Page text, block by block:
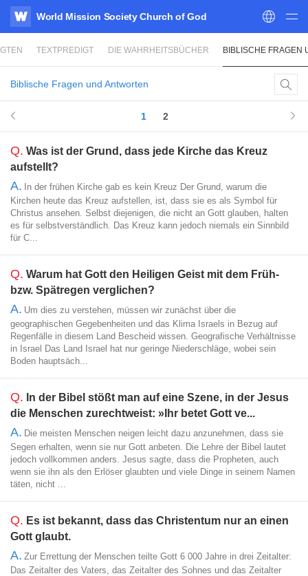
WATV
World Mission Society Church of God
TEXTPREDIGT DIE WAHRHEITSBÜCHER BIBLISCHE FRAGEN
Biblische Fragen und Antworten
1 2
Q. Was ist der Grund, dass jede Kirche das Kreuz
aufstellt?
A. In der frühen Kirche gab es kein Kreuz Der Grund, warum die
Kirchen heute das Kreuz aufstellen, ist, dass sie es als Symbol für
Christus ansehen. Selbst diejenigen, die nicht an Gott glauben, halten
es für selbstverständlich. Das Kreuz kann jedoch niemals ein Sinnbild
für C...
Q. Warum hat Gott den Heiligen Geist mit dem Früh-
bzw. Spätregen verglichen?
A. Um dies zu verstehen, müssen wir zunächst über die
geographischen Gegebenheiten und das Klima Israels in Bezug auf
Regenfälle in diesem Land Bescheid wissen. Geografische Verhältnisse
in Israel Das Land Israel hat nur geringe Niederschläge, wobei sein
Boden hauptsäch...
Q. In der Bibel stößt man auf eine Szene, in der Jesus
die Menschen zurechtweist: »Ihr betet Gott ve...
A. Die meisten Menschen neigen leicht dazu anzunehmen, dass sie
Segen erhalten, wenn sie nur Gott anbeten. Die Lehre der Bibel lautet
jedoch vollkommen anders. Jesus sagte, dass die Propheten, auch
wenn sie ihn als den Erlöser glaubten und viele Dinge in seinem Namen
täten, nicht ...
Q. Es ist bekannt, dass das Christentum nur an einen
Gott glaubt.
A. Zur Errettung der Menschen teilte Gott 6 000 Jahre in drei Zeitalter:
Das Zeitalter des Vaters, das Zeitalter des Sohnes und das Zeitalter